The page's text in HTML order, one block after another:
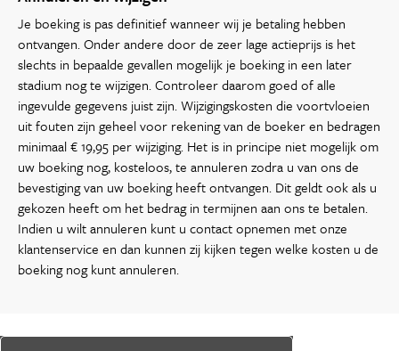
Je boeking is pas definitief wanneer wij je betaling hebben
ontvangen. Onder andere door de zeer lage actieprijs is het
slechts in bepaalde gevallen mogelijk je boeking in een later
stadium nog te wijzigen. Controleer daarom goed of alle
ingevulde gegevens juist zijn. Wijzigingskosten die voortvloeien
uit fouten zijn geheel voor rekening van de boeker en bedragen
minimaal € 19,95 per wijziging. Het is in principe niet mogelijk om
uw boeking nog, kosteloos, te annuleren zodra u van ons de
bevestiging van uw boeking heeft ontvangen. Dit geldt ook als u
gekozen heeft om het bedrag in termijnen aan ons te betalen.
Indien u wilt annuleren kunt u contact opnemen met onze
klantenservice en dan kunnen zij kijken tegen welke kosten u de
boeking nog kunt annuleren.